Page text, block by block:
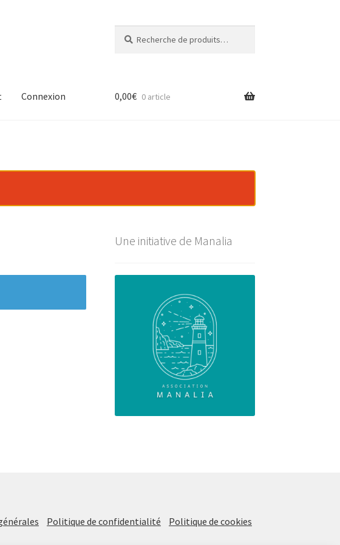
pour :
Connexion 0,00€ 0 article
Une initiative de Manalia
Politique de confidentialité Politique de cookies